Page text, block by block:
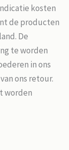
kosten
de producten
De
te worden
in ons
ons retour.
worden